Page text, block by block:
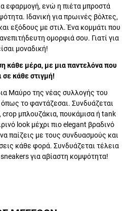
χαρίζει θηλυκότητα και κομψότητα.
απογευματινά καφέ ή ακόμη και
που σε εκφράζει και τονίζει την
Γιατί για εμάς, είσαι μοναδική!
κάθε μέρα, με μια παντελόνα
σε κάθε στιγμή!
Μαύρο της νέας συλλογής του
το φαντάζεσαι. Συνδυάζεται
μπλουζάκια, πουκάμισα ή tank
look μέχρι πιο elegant βραδινό
παίζεις με τους συνδυασμούς και να
κάθε φορά. Συνδυάζεται τέλεια με
για αβίαστη κομψότητα!